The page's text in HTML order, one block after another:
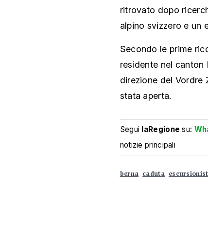
ritrovato dopo
alpino svizzero e un
Secondo le prime
residente nel canton
direzione del Vordre
stata aperta.
Segui laRegione su:
notizie principali
berna caduta